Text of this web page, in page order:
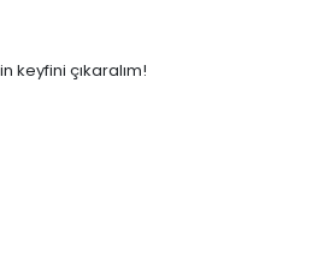
keyfini çıkaralım!